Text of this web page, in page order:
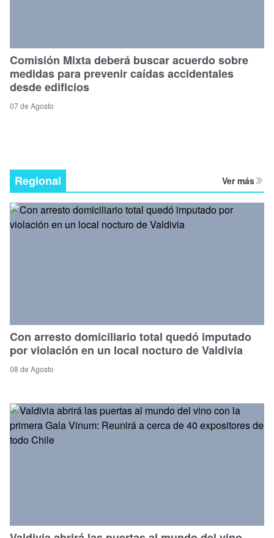
Comisión Mixta deberá buscar acuerdo sobre
medidas para prevenir caídas accidentales
desde edificios
07 de Agosto
Regional Ver más
Con arresto domiciliario total quedó imputado
por violación en un local nocturo de Valdivia
08 de Agosto